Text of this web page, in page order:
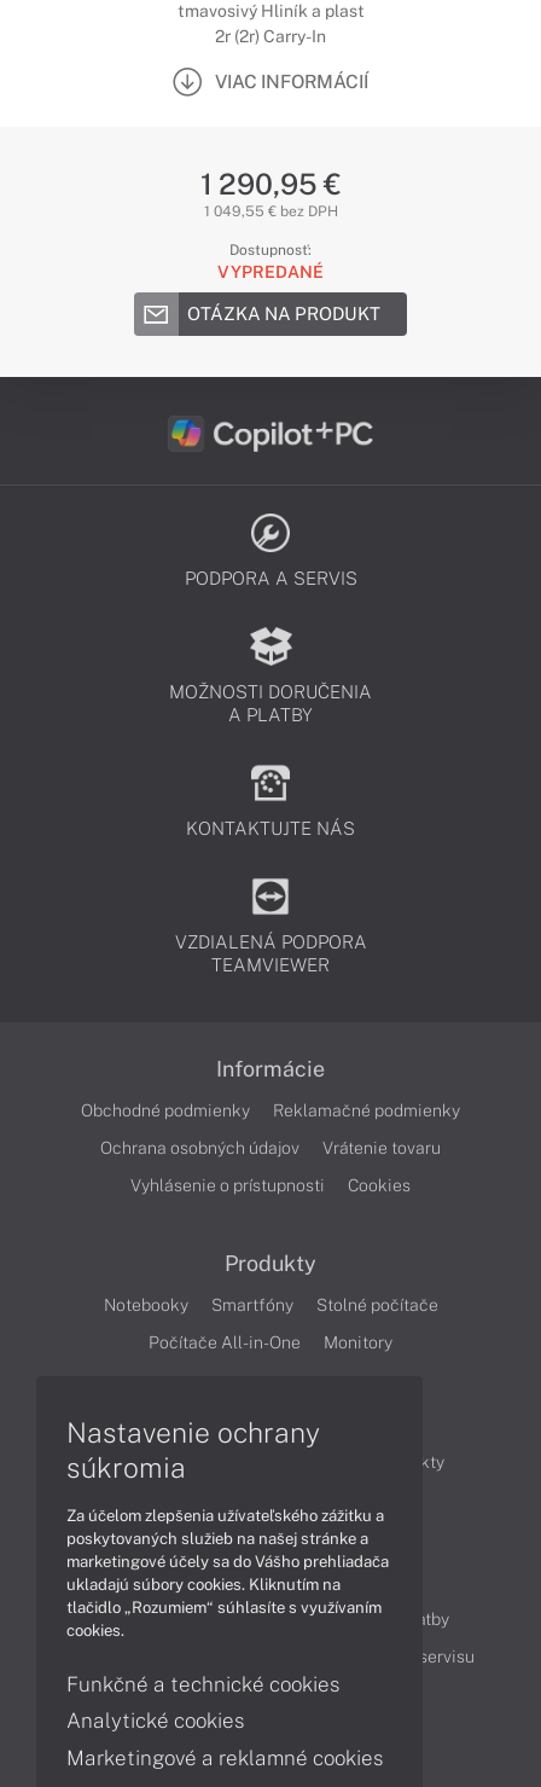
tmavosivý Hliník a plast
2r (2r) Carry-In
VIAC INFORMÁCIÍ
1 290,95 €
1 049,55 € bez DPH
Dostupnosť:
VYPREDANÉ
OTÁZKA NA PRODUKT
PODPORA A SERVIS
MOŽNOSTI DORUČENIA
A PLATBY
KONTAKTUJTE NÁS
VZDIALENÁ PODPORA
TEAMVIEWER
Informácie
Obchodné podmienky
Reklamačné podmienky
Ochrana osobných údajov
Vrátenie tovaru
Vyhlásenie o prístupnosti
Cookies
Produkty
Notebooky Smartfóny
Stolné počítače
Počítače All-in-One
Monitory
Články
Obchodné informácie
Produkty
Obsah
Ako nakupovať
Možnosti doručenia a platby
Cenník servisu
Kontakty
Nastavenie ochrany
súkromia
Za účelom zlepšenia užívateľského zážitku a
poskytovaných služieb na našej stránke a
marketingové účely sa do Vášho prehliadača
ukladajú súbory cookies. Kliknutím na
tlačidlo „Rozumiem“ súhlasíte s využívaním
cookies.
Funkčné a technické cookies
Analytické cookies
Marketingové a reklamné cookies